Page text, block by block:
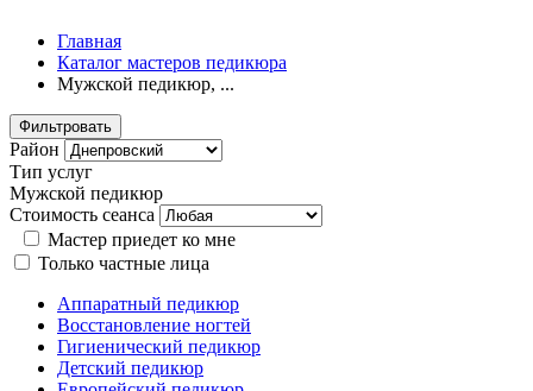
Главная
Каталог мастеров педикюра
Мужской педикюр, ...
Фильтровать
Район
Тип услуг
Мужской педикюр
Стоимость сеанса
Мастер приедет ко мне
Только частные лица
Аппаратный педикюр
Восстановление ногтей
Гигиенический педикюр
Детский педикюр